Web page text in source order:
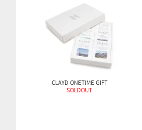
CLAYD ONETIME GIFT
SOLDOUT